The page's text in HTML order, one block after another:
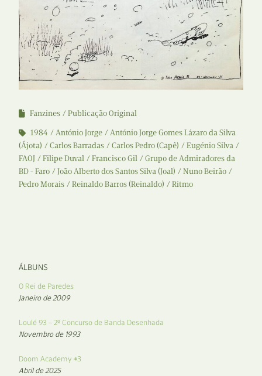
Fanzines
Publicação Original
1984
António Jorge
António Jorge Gomes Lázaro da Silva
(Ájota)
Carlos Barradas Carlos Pedro (Capê)
Eugénio Silva
FAOJ
Filipe Duval Francisco Gil
Grupo de Admiradores da
BD - Faro
João Alberto dos Santos Silva (Joal)
Nuno Beirão
Pedro Morais
Reinaldo Barros (Reinaldo) Ritmo
ÁLBUNS
O Rei de Paredes
Janeiro de 2009
Loulé 93 – 2º Concurso de Banda Desenhada
Novembro de 1993
Doom Academy #3
Abril de 2025